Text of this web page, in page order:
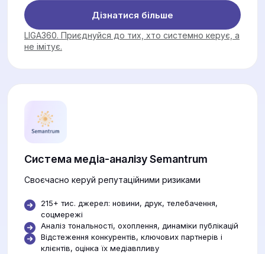
Дізнатися більше
LIGA360. Приєднуйся до тих, хто системно керує, а
не імітує.
Система медіа-аналізу Semantrum
Своєчасно керуй репутаційними ризиками
215+ тис. джерел: новини, друк, телебачення,
соцмережі
Аналіз тональності, охоплення, динаміки публікацій
Відстеження конкурентів, ключових партнерів і
клієнтів, оцінка їх медіавпливу